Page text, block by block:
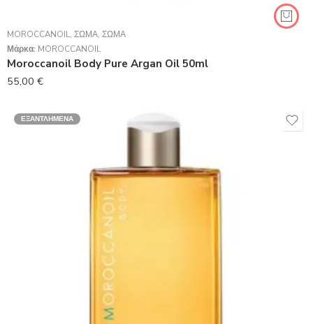
MOROCCANOIL, ΣΏΜΑ, ΣΏΜΑ
Μάρκα: MOROCCANOIL
Moroccanoil Body Pure Argan Oil 50ml
55,00 €
ΕΞΑΝΤΛΗΜΈΝΑ